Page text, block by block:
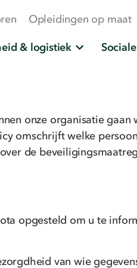
Opleidingen op maat
& logistiek
onze organisatie
omschrijft welke
de
opgesteld om u te
van wie